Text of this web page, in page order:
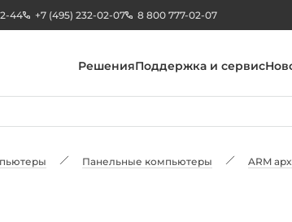
44 +7 (495) 232-02-07 8 800 777-02-07
РешенияПоддержка и сервис
Панельные компьютеры ARM